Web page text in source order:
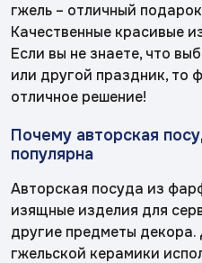
Восстановленная
скульптура
Скульптура
современная
«Гордость
России»
Менажницы
деревянные
Керамика
«Лазурный
берег»
«Магнолия»
гжель – отличный
Качественные красивые
Если вы не знаете, что
или другой праздник, то
отличное решение!
Почему авторская
популярна
Авторская посуда из
изящные изделия для
другие предметы декора.
гжельской керамики